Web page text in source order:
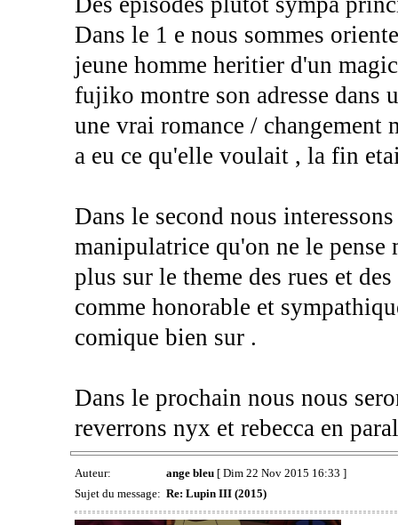
Dans le 1 e nous sommes
jeune homme heritier d'un
fujiko montre son adresse dans
une vrai romance / changement
a eu ce qu'elle voulait , la fin
Dans le second nous
manipulatrice qu'on ne le
plus sur le theme des rues et
comme honorable et
comique bien sur .
Dans le prochain nous nous
reverrons nyx et rebecca en
Auteur: ange bleu[ Dim 22 Nov 2015 16:33 ]
Sujet du message: Re: Lupin III (2015)